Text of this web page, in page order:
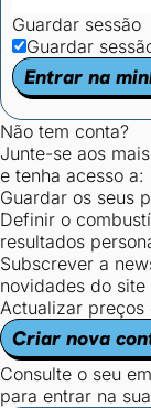
Guardar sessão
Guardar
Entrar na
Não tem conta?
Junte-se aos
e tenha acesso a:
Guardar os seus
Definir o
resultados
Subscrever a
novidades do site
Actualizar preços
Criar nova
Consulte o seu
para entrar na